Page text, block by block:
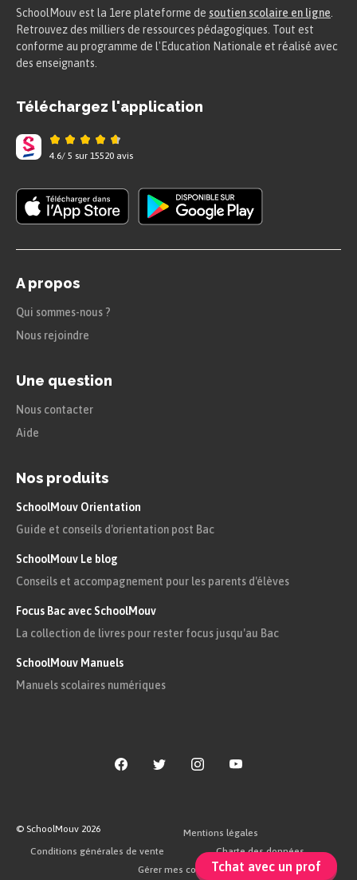
Tchat avec un prof
limites du modèle westphalien du
maintien de la paix par l’équilibre des
puissances.
La création de laSDNest l’un des
Woodrow Wilson lors de la conférence de
La Société des Nations est créée par le
l’objectif est de maintenir la paix dans le
monde sous l’autorité d’un Conseil
permanent (France, Italie, Japon,
destotalitarismes
notamment parce qu’elle dispose de
moyens peu contraignants pour faire
respecter les principes de paix et de
sécurité qu’elle défend.
Le refus des États-Unis d’adhérer à
l’organisation en 1920 affaiblit sa
capacité à régler des conflits qui mettent
en cause les intérêts des grandes
parviennent pas à désigner l’agresseur à
l’unanimité, chaque État recouvre sa
SchoolMouv est la 1ere plateforme de soutien scolaire en ligne
Retrouvez des milliers de ressources pédagogiques. Tout est
conforme au programme de l'Education Nationale et réalisé avec
des enseignants.
Téléchargez l'application
4.6/ 5 sur 15520 avis
A propos
Qui sommes-nous ?
Nous rejoindre
Une question
Nous contacter
Aide
Nos produits
SchoolMouv Orientation
Guide et conseils d'orientation post Bac
SchoolMouv Le blog
Conseils et accompagnement pour les parents d'élèves
Focus Bac avec SchoolMouv
La collection de livres pour rester focus jusqu'au Bac
SchoolMouv Manuels
Manuels scolaires numériques
© SchoolMouv 2026
Mentions légales
Conditions générales de vente
Charte des données
Gérer mes cookies